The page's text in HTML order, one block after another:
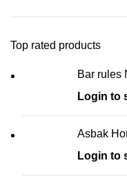
Top rated products
Bar rules
Login to
Asbak
Login to